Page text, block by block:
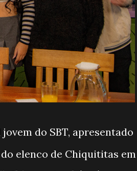
do SBT, apresentado
elenco de Chiquititas em